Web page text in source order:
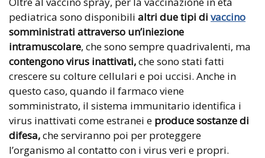
pediatrica sono disponibili altri due tipi di vaccino
somministrati attraverso un’iniezione
intramuscolare, che sono sempre quadrivalenti, ma
contengono virus inattivati,che sono stati fatti
crescere su colture cellulari e poi uccisi. Anche in
questo caso, quando il farmaco viene
somministrato, il sistema immunitario identifica i
virus inattivati come estranei e produce sostanze di
difesa,che serviranno poi per proteggere
l’organismo al contatto con i virus veri e propri.